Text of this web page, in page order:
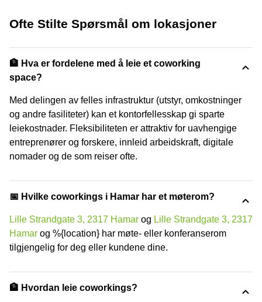
Ofte Stilte Spørsmål om lokasjoner
🏦 Hva er fordelene med å leie et coworking
space?
Med delingen av felles infrastruktur (utstyr, omkostninger
og andre fasiliteter) kan et kontorfellesskap gi sparte
leiekostnader. Fleksibiliteten er attraktiv for uavhengige
entreprenører og forskere, innleid arbeidskraft, digitale
nomader og de som reiser ofte.
📅 Hvilke coworkings i Hamar har et møterom?
Lille Strandgate 3, 2317 Hamar og Lille Strandgate 3, 2317
Hamar og %{location} har møte- eller konferanserom
tilgjengelig for deg eller kundene dine.
🏦 Hvordan leie coworkings?